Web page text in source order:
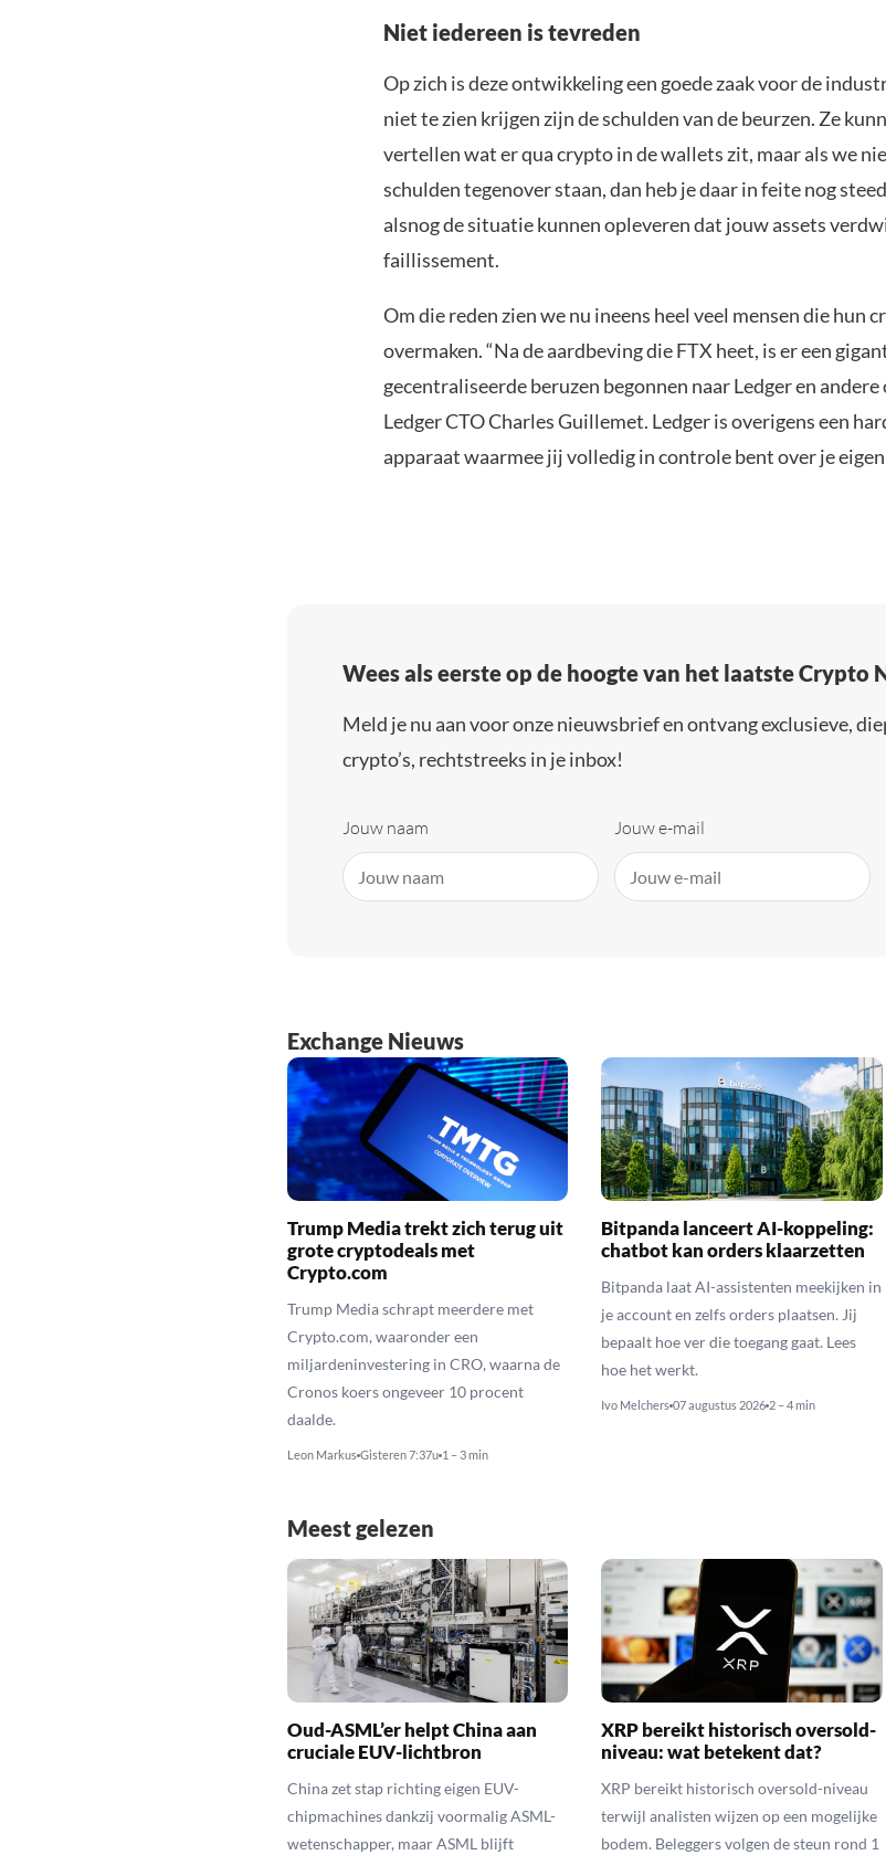
Niet iedereen is tevreden
Op zich is deze ontwikkeling een goede zaak voor de
niet te zien krijgen zijn de schulden van de beurzen. Ze
vertellen wat er qua crypto in de wallets zit, maar als we
schulden tegenover staan, dan heb je daar in feite nog
alsnog de situatie kunnen opleveren dat jouw assets
faillissement.
Om die reden zien we nu ineens heel veel mensen die hun
overmaken. “Na de aardbeving die FTX heet, is er een
gecentraliseerde beruzen begonnen naar Ledger en andere
Ledger CTO Charles Guillemet. Ledger is overigens een
apparaat waarmee jij volledig in controle bent over je
Wees als eerste op de hoogte van het laatste Crypto
Meld je nu aan voor onze nieuwsbrief en ontvang exclusieve,
crypto’s, rechtstreeks in je inbox!
Jouw naam Jouw e-mail
Exchange Nieuws
Trump Media trekt zich terug uit
grote cryptodeals met
Crypto.com
Trump Media schrapt meerdere met
Crypto.com, waaronder een
miljardeninvestering in CRO, waarna de
Cronos koers ongeveer 10 procent
daalde.
Leon Markus Gisteren 7:37u 1 – 3 min
Bitpanda lanceert AI-koppeling:
chatbot kan orders klaarzetten
Bitpanda laat AI-assistenten meekijken in
je account en zelfs orders plaatsen. Jij
bepaalt hoe ver die toegang gaat. Lees
hoe het werkt.
Ivo Melchers 07 augustus 2026 2 – 4 min
Meest gelezen
Oud-ASML’er helpt China aan
cruciale EUV-lichtbron
China zet stap richting eigen EUV-
chipmachines dankzij voormalig ASML-
wetenschapper, maar ASML blijft
XRP bereikt historisch oversold-
niveau: wat betekent dat?
XRP bereikt historisch oversold-niveau
terwijl analisten wijzen op een mogelijke
bodem. Beleggers volgen de steun rond 1